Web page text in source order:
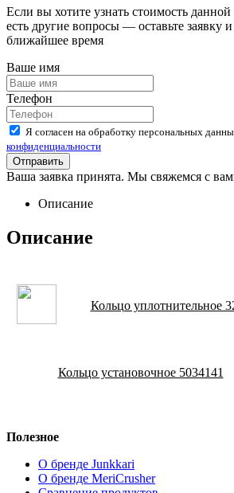
Если вы хотите узнать стоимость
есть другие вопросы — оставьте заявку
ближайшее время
Ваше имя
Телефон
Я согласен на обработку персональных
конфиденциальности
Ваша заявка принята. Мы свяжемся с
Описание
Описание
Кольцо уплотнительное
Кольцо установочное 5034141
Полезное
О бренде Junkkari
О бренде MeriCrusher